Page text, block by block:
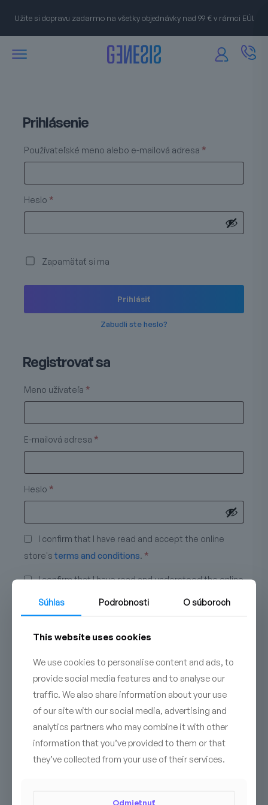
Užite si dopravu zadarmo na všetky objednávky nad 99 € v rámci EÚ!
Prihlásenie
Používateľské meno alebo e-mailová adresa *Povinné
Heslo *Povinné
Zapamätať si ma
Prihlásiť
Zabudli ste heslo?
Registrovať sa
Meno užívateľa *Povinné
E-mailová adresa *Povinné
Heslo *Povinné
I confirm that I have read and accept the online
store's terms and conditions. *
I confirm that I have read and understood the online
store'sprivacy policy *
Registrovať sa
Súhlas Podrobnosti O súboroch
This website uses cookies
We use cookies to personalise content and ads, to
provide social media features and to analyse our
traffic. We also share information about your use
of our site with our social media, advertising and
analytics partners who may combine it with other
information that you’ve provided to them or that
they’ve collected from your use of their services.
Odmietnuť